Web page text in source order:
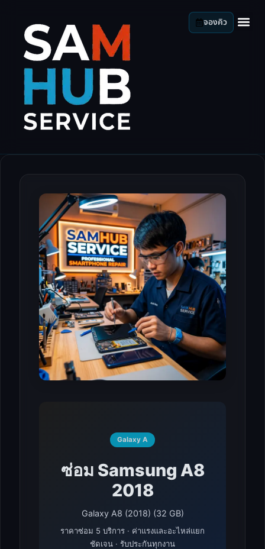
จองคิว
Galaxy A
ซ่อม Samsung A8
2018
Galaxy A8 (2018) (32 GB)
ราคาซ่อม 5 บริการ · ค่าแรงและอะไหล่แยก
ชัดเจน · รับประกันทุกงาน